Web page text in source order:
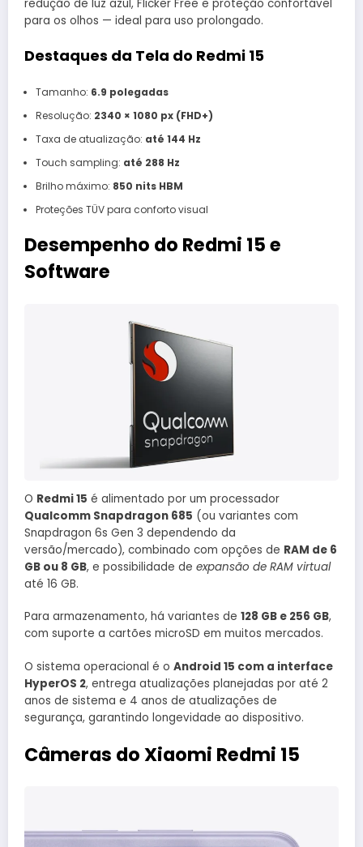
redução de luz azul, Flicker Free e proteção confortável
para os olhos — ideal para uso prolongado.
Destaques da Tela do Redmi 15
Tamanho: 6.9 polegadas
Resolução: 2340 × 1080 px (FHD+)
Taxa de atualização: até 144 Hz
Touch sampling: até 288 Hz
Brilho máximo: 850 nits HBM
Proteções TÜV para conforto visual
Desempenho do Redmi 15 e
Software
O Redmi 15 é alimentado por um processador
Qualcomm Snapdragon 685 (ou variantes com
Snapdragon 6s Gen 3 dependendo da
versão/mercado), combinado com opções de RAM de 6
GB ou 8 GB, e possibilidade de expansão de RAM virtual
até 16 GB.
Para armazenamento, há variantes de 128 GB e 256 GB,
com suporte a cartões microSD em muitos mercados.
O sistema operacional é o Android 15 com a interface
HyperOS 2, entrega atualizações planejadas por até 2
anos de sistema e 4 anos de atualizações de
segurança, garantindo longevidade ao dispositivo.
Câmeras do Xiaomi Redmi 15